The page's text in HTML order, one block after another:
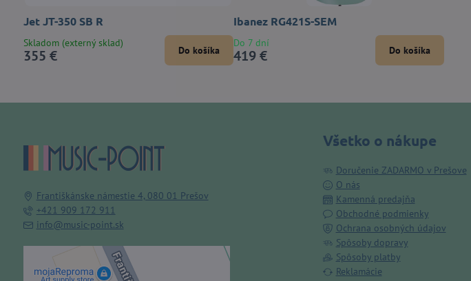
Jet JT-350 SB R
Skladom (externý sklad)
355 € Do košíka
Ibanez RG421S-SEM
Do 7 dní
419 € Do košíka
Františkánske námestie 4, 080 01 Prešov
+421 909 172 911
info@music-point.sk
Všetko o nákupe
Doručenie ZADARMO v Prešove
O nás
Kamenná predajňa
Obchodné podmienky
Ochrana osobných údajov
Spôsoby dopravy
Spôsoby platby
Reklamácie